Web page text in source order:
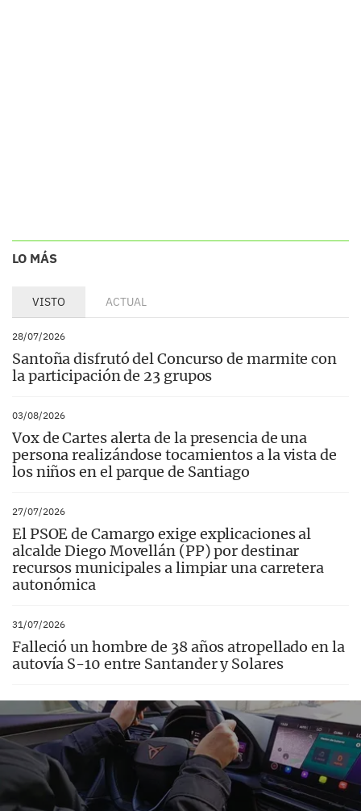
LO MÁS
VISTO ACTUAL
28/07/2026
Santoña disfrutó del Concurso de marmite con
la participación de 23 grupos
03/08/2026
Vox de Cartes alerta de la presencia de una
persona realizándose tocamientos a la vista de
los niños en el parque de Santiago
27/07/2026
El PSOE de Camargo exige explicaciones al
alcalde Diego Movellán (PP) por destinar
recursos municipales a limpiar una carretera
autonómica
31/07/2026
Falleció un hombre de 38 años atropellado en la
autovía S-10 entre Santander y Solares